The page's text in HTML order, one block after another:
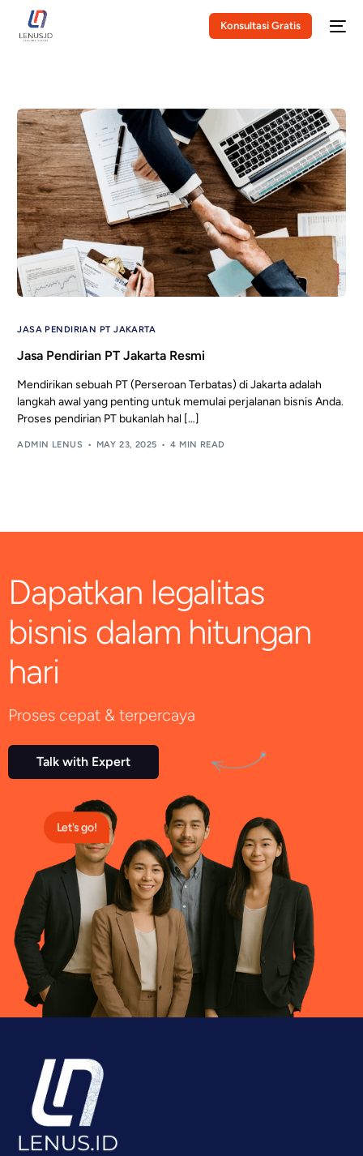
Konsultasi Gratis
JASA PENDIRIAN PT JAKARTA
Jasa Pendirian PT Jakarta Resmi
Mendirikan sebuah PT (Perseroan Terbatas) di Jakarta adalah
langkah awal yang penting untuk memulai perjalanan bisnis Anda.
Proses pendirian PT bukanlah hal […]
ADMIN LENUS MAY 23, 2025 4 MIN READ
Dapatkan legalitas
bisnis dalam hitungan
hari
Proses cepat & terpercaya
Talk with Expert
Let's go!